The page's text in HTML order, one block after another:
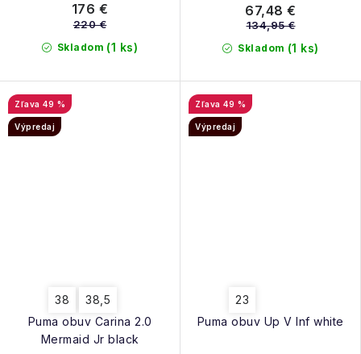
Skladom (1 ks)
176 €
220 €
Skladom (1 ks)
67,48 €
134,95 €
Puma obuv Carina 2.0
Mermaid Jr black
49 %
Výpredaj
38 38,5
Puma obuv Up V Inf white
49 %
Výpredaj
23